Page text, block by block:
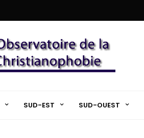
SUD-EST SUD-OUEST